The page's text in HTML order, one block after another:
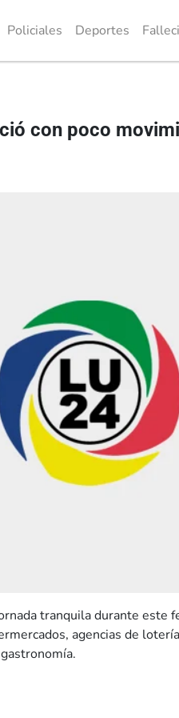
Policiales Deportes
con poco
tranquila durante este
agencias de